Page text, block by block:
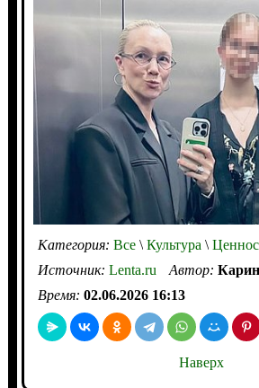
Категория: Все\Культура \
Источник: Lenta.ru Автор:
Время: 02.06.2026 16:13
Наверх